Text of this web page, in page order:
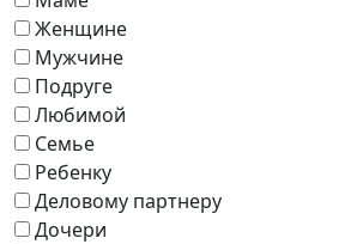
Женщине
Мужчине
Подруге
Любимой
Семье
Ребенку
Деловому партнеру
Дочери